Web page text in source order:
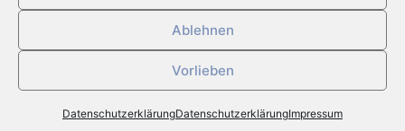
Ablehnen
Vorlieben
DatenschutzerklärungDatenschutzerklärungImpressum
Ärztegemeinschaft Kronsberg